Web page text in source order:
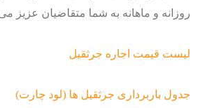
روزانه و ماهانه به شما متقاضیان عزیز
لیست قیمت اجاره جرثقیل
جدول باربرداری جرثقیل ها (لود چارت)